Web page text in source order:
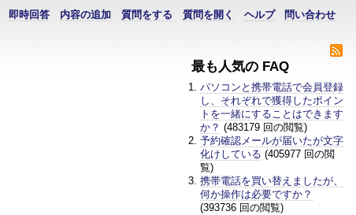
問い合わせ
ヘルプ
質問を開く
質問をする
内容の追加
即時回答
最も人気の FAQ
パソコンと携帯電話で会員登録
し、それぞれで獲得したポイン
トを一緒にすることはできます
か？ (483179 回の閲覧)
予約確認メールが届いたが文字
化けしている (405977 回の閲
覧)
携帯電話を買い替えましたが、
何か操作は必要ですか？
(393736 回の閲覧)